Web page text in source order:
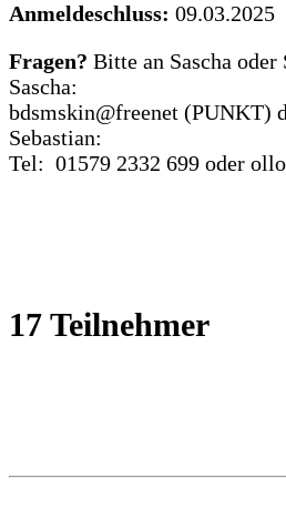
Anmeldeschluss: 09.03.2025
Fragen? Bitte an Sascha
Sascha:
bdsmskin@freenet (PUNKT)
Sebastian:
Tel: 01579 2332 699 oder
17 Teilnehmer